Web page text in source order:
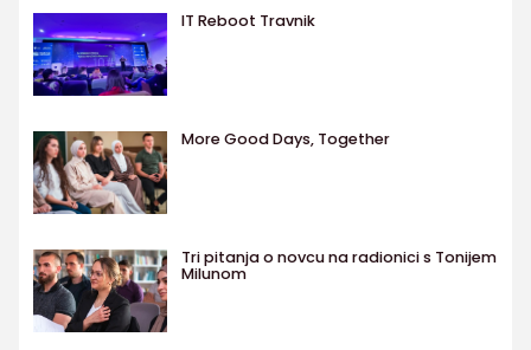
IT Reboot Travnik
More Good Days, Together
Tri pitanja o novcu na radionici s Tonijem
Milunom